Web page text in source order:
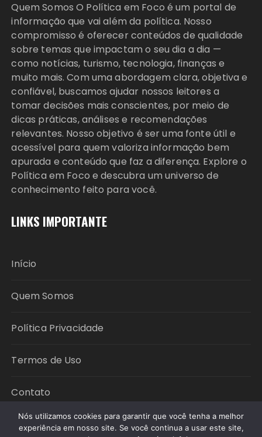
Quem Somos O Política em Foco é um portal de
informação que vai além da política. Nosso
compromisso é oferecer conteúdos de qualidade
sobre temas que impactam o seu dia a dia —
como notícias, turismo, tecnologia, finanças e
muito mais. Com uma abordagem clara, objetiva e
confiável, buscamos ajudar nossos leitores a
tomar decisões mais conscientes, por meio de
dicas práticas, análises e recomendações
relevantes. Nosso objetivo é ser uma fonte útil e
acessível para quem valoriza informação bem
apurada e conteúdo que faz a diferença. Explore o
Política em Foco e descubra um universo de
conhecimento feito para você.
LINKS IMPORTANTE
Início
Quem Somos
Política Privacidade
Termos de Uso
Contato
Nós utilizamos cookies para garantir que você tenha a melhor
experiência em nosso site. Se você continua a usar este site,